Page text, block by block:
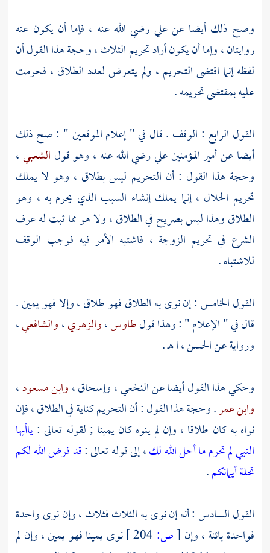
وصح ذلك أيضا عنعلي رضي الله عنه ، فإما أن يكون عنه
روايتان ، وإما أن يكون أراد تحريم الثلاث ، وحجة هذا القول أن
لفظه إنما اقتضى التحريم ، ولم يتعرض لعدد الطلاق ، فحرمت
عليه بمقتضى تحريمه .
القول الرابع : الوقف . قال في " إعلام الموقعين " : صح ذلك
أيضا عن أمير المؤمنينعليرضي الله عنه ، وهو قول الشعبي،
وحجة هذا القول : أن التحريم ليس بطلاق ، وهو لا يملك
تحريم الحلال ، إنما يملك إنشاء السبب الذي يحرم به ، وهو
الطلاق وهذا ليس بصريح في الطلاق ، ولا هو مما ثبت له عرف
الشرع في تحريم الزوجة ، فاشتبه الأمر فيه فوجب الوقف
للاشتباه .
القول الخامس : إن نوى به الطلاق فهو طلاق ، وإلا فهو يمين .
قال في " الإعلام " : وهذا قولطاوس،والزهري،والشافعي،
ورواية عنالحسن، ا هـ .
وحكي هذا القول أيضا عنالنخعي،وإسحاق،وابن مسعود،
وابن عمر. وحجة هذا القول : أن التحريم كناية في الطلاق ، فإن
نواه به كان طلاقا ، وإن لم ينوه كان يمينا ; لقوله تعالى :ياأيها
النبي لم تحرم ما أحل الله لك، إلى قوله تعالى :قد فرض الله لكم
تحلة أيمانكم.
القول السادس : أنه إن نوى به الثلاث فثلاث ، وإن نوى واحدة
فواحدة بائنة ، وإن [ص:
نوى يمينا فهو يمين ، وإن لم